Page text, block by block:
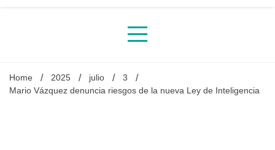
Home 2025 julio
3
Mario Vázquez denuncia riesgos de la nueva Ley de Inteligencia